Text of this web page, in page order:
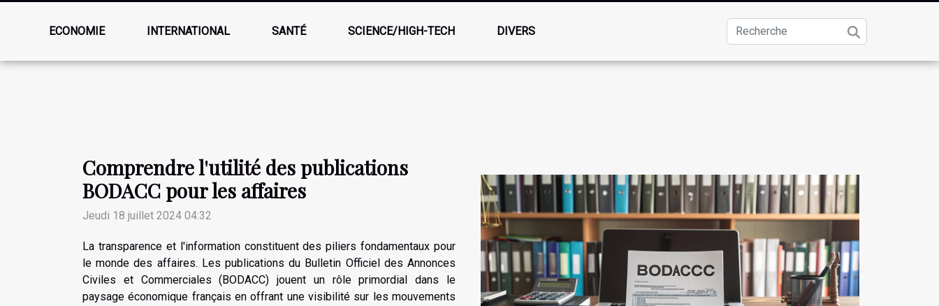
ECONOMIE INTERNATIONAL SANTÉ SCIENCE/HIGH-TECH DIVERS
Comprendre l'utilité des publications
BODACC pour les affaires
Jeudi 18 juillet 2024 04:32
La transparence et l'information constituent des piliers fondamentaux pour
le monde des affaires. Les publications du Bulletin Officiel des Annonces
Civiles et Commerciales (BODACC) jouent un rôle primordial dans le
paysage économique français en offrant une visibilité sur les mouvements